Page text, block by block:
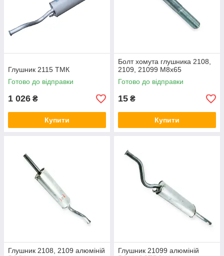
Глушник 2115 ТМК
Готово до відправки
1 026 ₴
Купити
Болт хомута глушника 2108,
2109, 21099 М8х65
Готово до відправки
15 ₴
Купити
Глушник 2108, 2109 алюміній
Глушник 21099 алюміній